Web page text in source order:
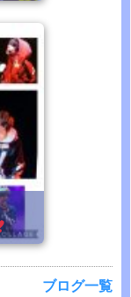
ブログ一覧